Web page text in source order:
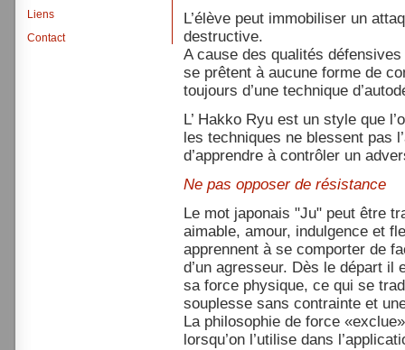
Liens
Contact
L’élève peut immobiliser un
destructive.
A cause des qualités
se prêtent à aucune forme de
toujours d’une technique
L’ Hakko Ryu est un style que
les techniques ne blessent pas
d’apprendre à contrôler un
Ne pas opposer de résistance
Le mot japonais "Ju" peut être
aimable, amour, indulgence et
apprennent à se comporter de
d’un agresseur. Dès le départ il
sa force physique, ce qui se
souplesse sans contrainte et
La philosophie de force
lorsqu’on l’utilise dans